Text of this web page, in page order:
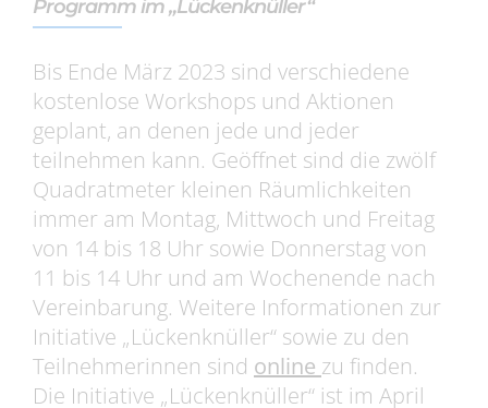
Programm im „Lückenknüller“
Bis Ende März 2023 sind verschiedene
kostenlose Workshops und Aktionen
geplant, an denen jede und jeder
teilnehmen kann. Geöffnet sind die zwölf
Quadratmeter kleinen Räumlichkeiten
immer am Montag, Mittwoch und Freitag
von 14 bis 18 Uhr sowie Donnerstag von
11 bis 14 Uhr und am Wochenende nach
Vereinbarung. Weitere Informationen zur
Initiative „Lückenknüller“ sowie zu den
Teilnehmerinnen sind online zu finden.
Die Initiative „Lückenknüller“ ist im April